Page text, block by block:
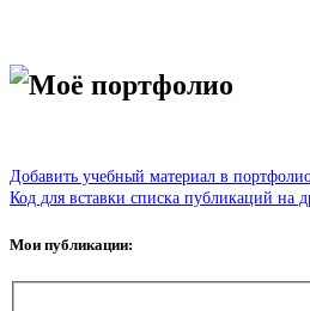
Моё портфолио
Добавить учебный материал в
Код для вставки списка публикаций на
Мои публикации: